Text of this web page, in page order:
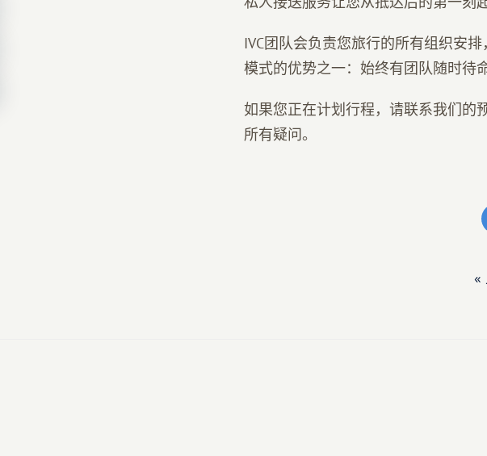
IVC团队会负责您旅行的所有组织安
模式的优势之一：始终有团队随时待
如果您正在计划行程，请联系我们的
所有疑问。
«